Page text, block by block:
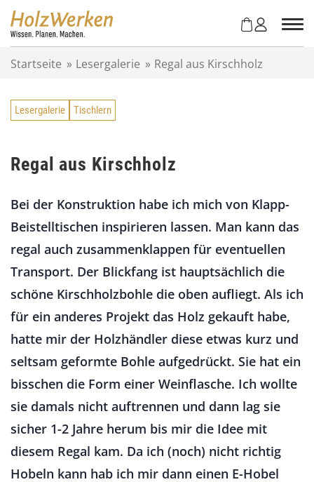
Startseite » Lesergalerie » Regal aus Kirschholz
Lesergalerie Tischlern
Regal aus Kirschholz
Bei der Konstruktion habe ich mich von Klapp-
Beistelltischen inspirieren lassen. Man kann das
regal auch zusammenklappen für eventuellen
Transport. Der Blickfang ist hauptsächlich die
schöne Kirschholzbohle die oben aufliegt. Als ich
für ein anderes Projekt das Holz gekauft habe,
hatte mir der Holzhändler diese etwas kurz und
seltsam geformte Bohle aufgedrückt. Sie hat ein
bisschen die Form einer Weinflasche. Ich wollte
sie damals nicht auftrennen und dann lag sie
sicher 1-2 Jahre herum bis mir die Idee mit
diesem Regal kam. Da ich (noch) nicht richtig
Hobeln kann hab ich mir dann einen E-Hobel